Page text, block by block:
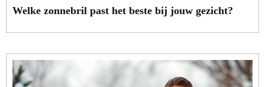
Welke zonnebril past het beste bij jouw gezicht?